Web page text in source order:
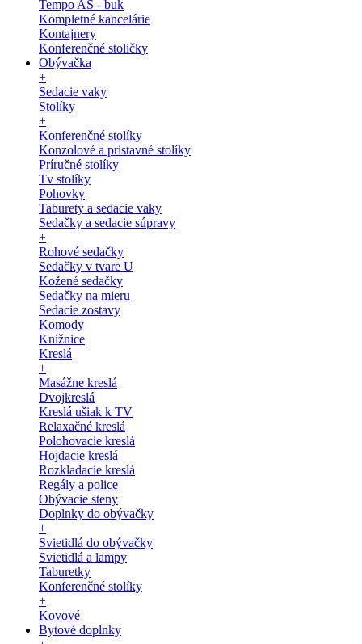
Tempo AS - buk
Kompletné kancelárie
Kontajnery
Konferenčné stoličky
Obývačka
+
Sedacie vaky
Stolíky
+
Konferenčné stolíky
Konzolové a prístavné stolíky
Príručné stolíky
Tv stolíky
Pohovky
Taburety a sedacie vaky
Sedačky a sedacie súpravy
+
Rohové sedačky
Sedačky v tvare U
Kožené sedačky
Sedačky na mieru
Sedacie zostavy
Komody
Knižnice
Kreslá
+
Masážne kreslá
Dvojkreslá
Kreslá ušiak k TV
Relaxačné kreslá
Polohovacie kreslá
Hojdacie kreslá
Rozkladacie kreslá
Regály a police
Obývacie steny
Doplnky do obývačky
+
Svietidlá do obývačky
Svietidlá a lampy
Taburetky
Konferenčné stolíky
+
Kovové
Bytové doplnky